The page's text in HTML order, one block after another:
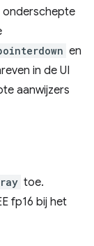
onderschepte
en
in de UI
aanwijzers
toe.
fp16 bij het